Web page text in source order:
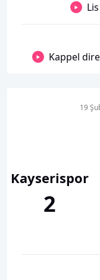
Kappel
Kayserispor
2
19